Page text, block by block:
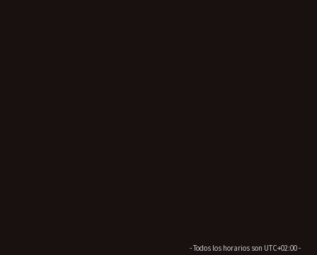
- Todos los horarios son UTC+02:00-